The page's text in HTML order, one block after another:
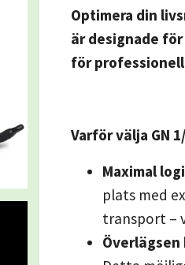
Optimera din
är designade
för
Varför välja GN
Maximal
plats med
transport –